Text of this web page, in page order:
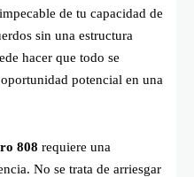
de tu capacidad de
sin una estructura
hacer que todo se
potencial en una
808 requiere una
No se trata de arriesgar